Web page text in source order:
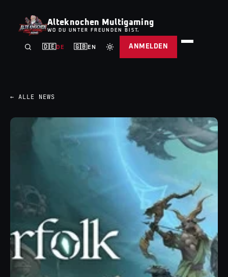
Alteknochen Multigaming
WO DU UNTER FREUNDEN BIST.
🇩🇪DE 🇬🇧EN ANMELDEN
← ALLE NEWS